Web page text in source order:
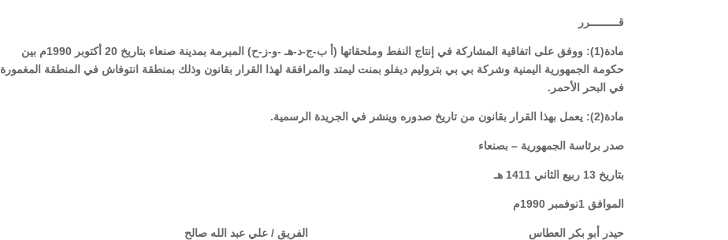
قـــــــــرر
مادة(1): ووفق على اتفاقية المشاركة في إنتاج النفط وملحقاتها (أ ب-ج-د-هـ -و-ز-ح) المبرمة بمدينة صنعاء بتاريخ 20 أكتوبر 1990م بين
حكومة الجمهورية اليمنية وشركة بي بي بتروليم ديفلو بمنت ليمتد والمرافقة لهذا القرار بقانون وذلك بمنطقة انتوفاش في المنطقة المغمورة
في البحر الأحمر .
مادة(2): يعمل بهذا القرار بقانون من تاريخ صدوره وينشر في الجريدة الرسمية .
صدر برئاسة الجمهورية – بصنعاء
بتاريخ 13 ربيع الثاني 1411 هـ
الموافق 1نوفمبر 1990م
حيدر أبو بكر العطاس الفريق / علي عبد الله صالح